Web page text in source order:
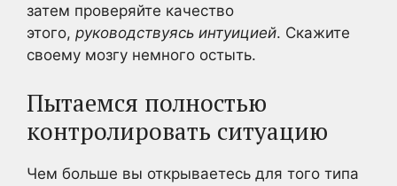
затем проверяйте качество
этого, руководствуясь интуицией. Скажите
своему мозгу немного остыть.
Пытаемся полностью
контролировать ситуацию
Чем больше вы открываетесь для того типа